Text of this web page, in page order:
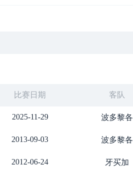
比赛日期 客队
2025-11-29 波多黎各
2013-09-03 波多黎各
2012-06-24 牙买加